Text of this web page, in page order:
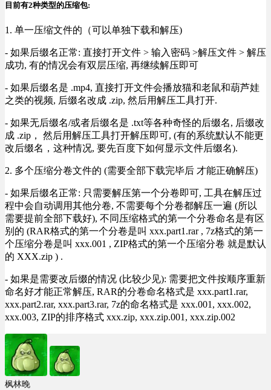
目前有2种类型的压缩包:
1. 单一压缩文件的（可以单独下载和解压)
- 如果后缀名正常: 直接打开文件 > 输入密码 >解压文件 > 解压
成功, 有的情况会有双层压缩, 再继续解压即可
- 如果后缀名是 .mp4, 直接打开文件会播放猫和老鼠和葫芦娃
之类的视频, 后缀名改成 .zip, 然后用解压工具打开.
- 如果无后缀名/或者后缀名是 .txt等各种奇怪的后缀名, 后缀改
成 .zip， 然后用解压工具打开解压即可, (有的系统默认不能更
改后缀名，这种情况, 要先百度下如何显示文件后缀名).
2. 多个压缩分卷文件的 (需要全部下载完毕后 才能正确解压)
- 如果后缀名正常: 只需要解压第一个分卷即可, 工具在解压过
程中会自动调用其他分卷, 不需要每个分卷都解压一遍 (所以
需要提前全部下载好), 不同压缩格式的第一个分卷命名是有区
别的 (RAR格式的第一个分卷是叫 xxx.part1.rar , 7z格式的第一
个压缩分卷是叫 xxx.001 , ZIP格式的第一个压缩分卷 就是默认
的 XXX.zip ) .
- 如果是需要改后缀的情况 (比较少见): 需要把文件按顺序重新
命名好才能正常解压, RAR的分卷命名格式是 xxx.part1.rar,
xxx.part2.rar, xxx.part3.rar, 7z的命名格式是 xxx.001, xxx.002,
xxx.003, ZIP的排序格式 xxx.zip, xxx.zip.001, xxx.zip.002
枫林晚